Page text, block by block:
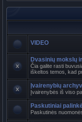
VIDEO
Dvasinių mokslų
Čia galite rasti
iškeltos temos, kad
Įvairenybių
Įvairenybės iš viso
Paskutiniai
Paskutinės